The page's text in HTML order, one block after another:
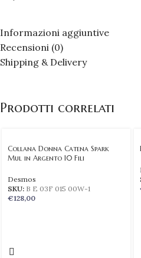
Informazioni aggiuntive
Recensioni (0)
Shipping & Delivery
Prodotti correlati
Collana Donna Catena Spark
Mul in Argento 10 Fili
Desmos
SKU: B E 03F 015 00W-1
€128,00